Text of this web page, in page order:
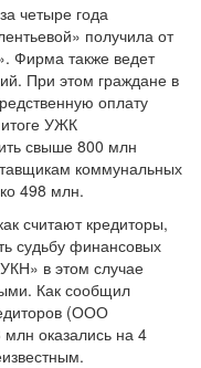
четыре года
получила от
Фирма также ведет
При этом граждане в
оплату
УЖК
свыше 800 млн
коммунальных
498 млн.
считают кредиторы,
судьбу финансовых
в этом случае
Как сообщил
(ООО
оказались на 4